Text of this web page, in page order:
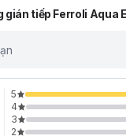
gián tiếp Ferroli Aqua
5
4
3
2